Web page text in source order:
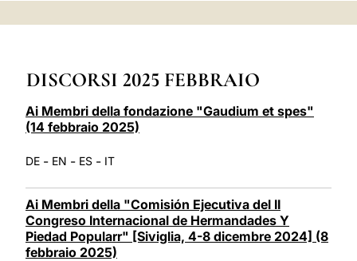
DISCORSI 2025 FEBBRAIO
Ai Membri della fondazione "Gaudium et spes"
(14 febbraio 2025)
DE - EN - ES - IT
Ai Membri della "Comisión Ejecutiva del II
Congreso Internacional de Hermandades Y
Piedad Popularr" [Siviglia, 4-8 dicembre 2024] (8
febbraio 2025)